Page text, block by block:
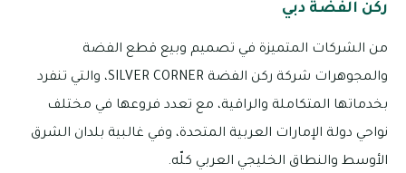
ركن الفضة دبي
من الشركات المتميزة في تصميم وبيع قطع الفضة
والمجوهرات شركة ركن الفضة SILVER CORNER، والتي تنفرد
بخدماتها المتكاملة والراقية، مع تعدد فروعها في مختلف
نواحي دولة الإمارات العربية المتحدة، وفي غالبية بلدان الشرق
الأوسط والنطاق الخليجي العربي كلّه.